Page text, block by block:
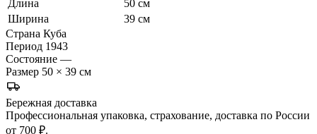
Длина
50 см
Ширина
39 см
Страна Куба
Период 1943
Состояние —
Размер 50 × 39 см
Бережная доставка
Профессиональная упаковка, страхование, доставка по России
от 700 ₽.